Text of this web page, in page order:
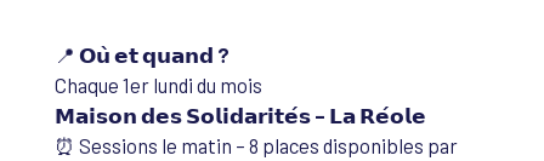
📍 𝗢𝘂̀ 𝗲𝘁 𝗾𝘂𝗮𝗻𝗱 ?
Chaque 1er lundi du mois
𝗠𝗮𝗶𝘀𝗼𝗻 𝗱𝗲𝘀 𝗦𝗼𝗹𝗶𝗱𝗮𝗿𝗶𝘁𝗲́𝘀 – 𝗟𝗮 𝗥𝗲́𝗼𝗹𝗲
⏰ Sessions le matin – 8 places disponibles par